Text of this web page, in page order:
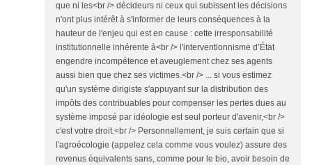
que ni les<br /> décideurs ni ceux qui subissent les décisions
n'ont plus intérêt à s'informer de leurs conséquences à la
hauteur de l'enjeu qui est en cause : cette irresponsabilité
institutionnelle inhérente à<br /> l'interventionnisme d’État
engendre incompétence et aveuglement chez ses agents
aussi bien que chez ses victimes.<br /> ... si vous estimez
qu'un système dirigiste s'appuyant sur la distribution des
impôts des contribuables pour compenser les pertes dues au
système imposé par idéologie est seul porteur d'avenir,<br />
c'est votre droit.<br /> Personnellement, je suis certain que si
l'agroécologie (appelez cela comme vous voulez) assure des
revenus équivalents sans, comme pour le bio, avoir besoin de